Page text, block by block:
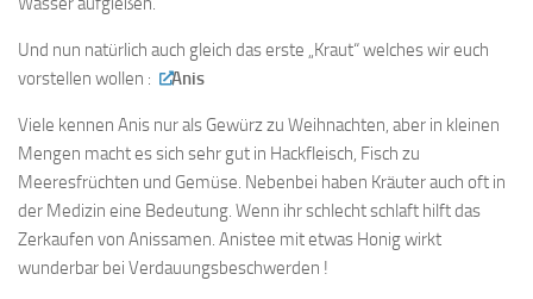
Und nun natürlich auch gleich das erste „Kraut“ welches wir euch
vorstellen wollen :
Anis
Viele kennen Anis nur als Gewürz zu Weihnachten, aber in kleinen
Mengen macht es sich sehr gut in Hackfleisch, Fisch zu
Meeresfrüchten und Gemüse. Nebenbei haben Kräuter auch oft in
der Medizin eine Bedeutung. Wenn ihr schlecht schlaft hilft das
Zerkaufen von Anissamen. Anistee mit etwas Honig wirkt
wunderbar bei Verdauungsbeschwerden !